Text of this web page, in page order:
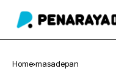
Home masadepan